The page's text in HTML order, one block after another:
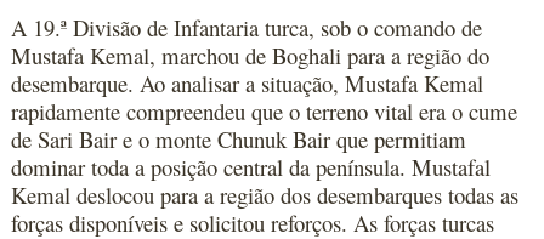
A 19.ª Divisão de Infantaria turca, sob o comando de
Mustafa Kemal, marchou de Boghali para a região do
desembarque. Ao analisar a situação, Mustafa Kemal
rapidamente compreendeu que o terreno vital era o cume
de Sari Bair e o monte Chunuk Bair que permitiam
dominar toda a posição central da península. Mustafal
Kemal deslocou para a região dos desembarques todas as
forças disponíveis e solicitou reforços. As forças turcas